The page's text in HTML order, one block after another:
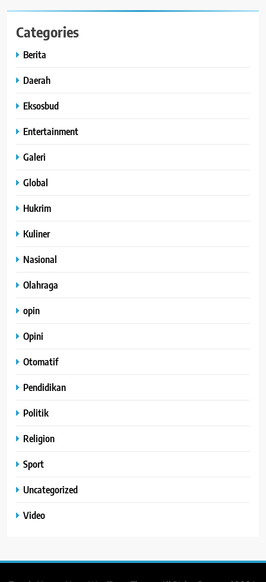
Categories
Berita
Daerah
Eksosbud
Entertainment
Galeri
Global
Hukrim
Kuliner
Nasional
Olahraga
opin
Opini
Otomatif
Pendidikan
Politik
Religion
Sport
Uncategorized
Video